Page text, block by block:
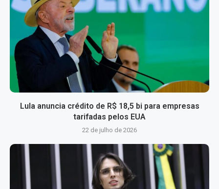
Lula anuncia crédito de R$ 18,5 bi para empresas
tarifadas pelos EUA
22 de julho de 2026